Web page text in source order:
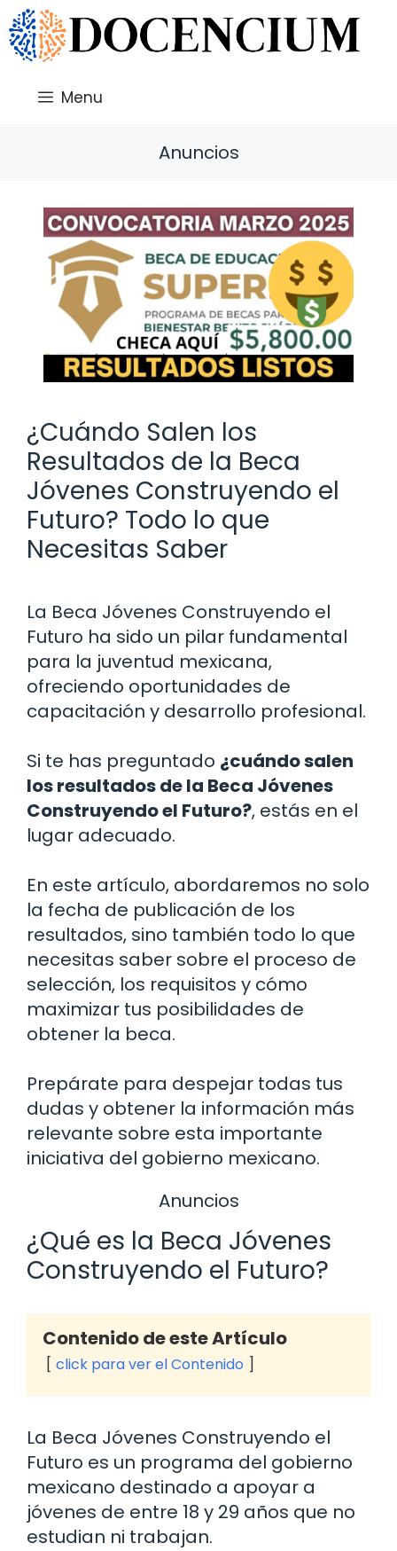
Saltar
al
contenido
Menu
Anuncios
¿Cuándo Salen los
Resultados de la Beca
Jóvenes Construyendo el
Futuro? Todo lo que
Necesitas Saber
La Beca Jóvenes Construyendo el
Futuro ha sido un pilar fundamental
para la juventud mexicana,
ofreciendo oportunidades de
capacitación y desarrollo profesional.
Si te has preguntado ¿cuándo salen
los resultados de la Beca Jóvenes
Construyendo el Futuro?, estás en el
lugar adecuado.
En este artículo, abordaremos no solo
la fecha de publicación de los
resultados, sino también todo lo que
necesitas saber sobre el proceso de
selección, los requisitos y cómo
maximizar tus posibilidades de
obtener la beca.
Prepárate para despejar todas tus
dudas y obtener la información más
relevante sobre esta importante
iniciativa del gobierno mexicano.
Anuncios
¿Qué es la Beca Jóvenes
Construyendo el Futuro?
Contenido de este Artículo
click para ver el Contenido
La Beca Jóvenes Construyendo el
Futuro es un programa del gobierno
mexicano destinado a apoyar a
jóvenes de entre 18 y 29 años que no
estudian ni trabajan.